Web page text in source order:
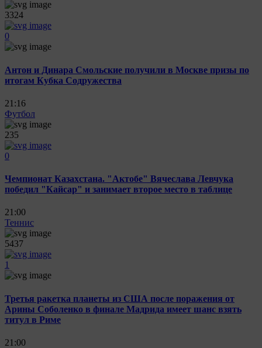
3324
0
Антон и Динара Смольские получили в Москве призы по
итогам Кубка Содружества
21:16
Футбол
235
0
Чемпионат Казахстана. "Актобе" Вячеслава Левчука
победил "Кайсар" и занимает второе место в таблице
21:00
Теннис
5437
1
Третья ракетка планеты из США после поражения от
Арины Соболенко в финале Мадрида имеет шанс взять
титул в Риме
21:00